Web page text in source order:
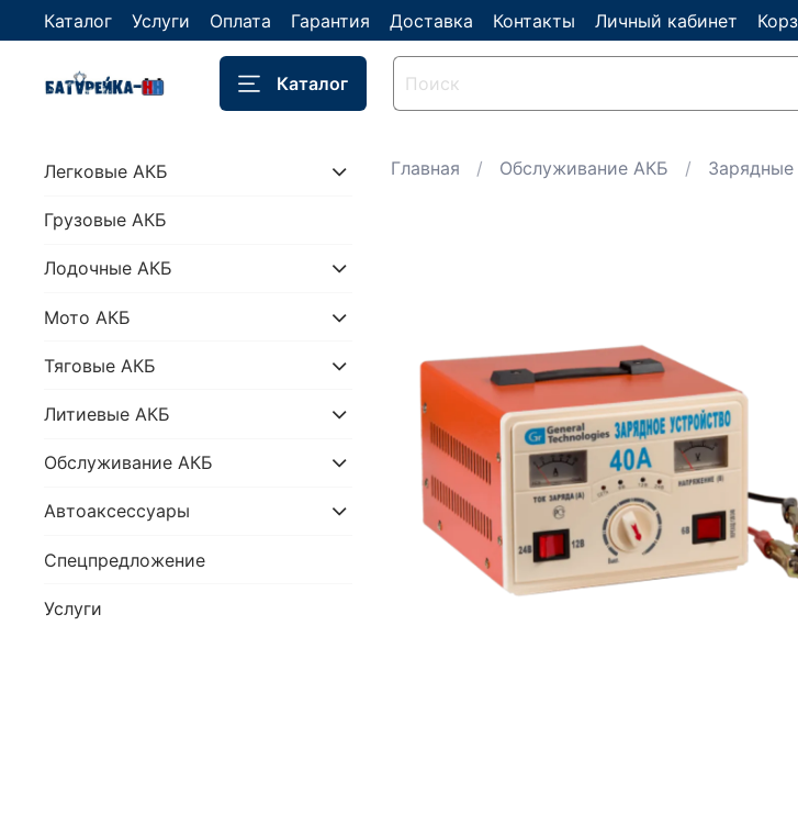
Каталог Услуги Оплата Гарантия Доставка Контакты Личный кабинет
Каталог
Главная Обслуживание АКБ Зарядные
Легковые АКБ
Грузовые АКБ
Лодочные АКБ
Мото АКБ
Тяговые АКБ
Литиевые АКБ
Обслуживание АКБ
Автоаксессуары
Спецпредложение
Услуги